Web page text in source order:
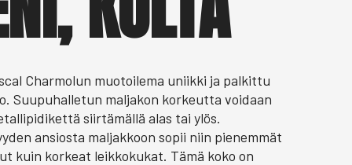
Charmolun muotoilema uniikki ja palkittu
Suupuhalletun maljakon korkeutta voidaan
siirtämällä alas tai ylös.
ansiosta maljakkoon sopii niin pienemmät
kuin korkeat leikkokukat. Tämä koko on